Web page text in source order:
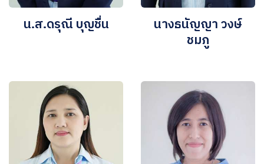
น.ส.ดรุณี บุญชื่น
นางธนัญญา วงษ์
ชมภู